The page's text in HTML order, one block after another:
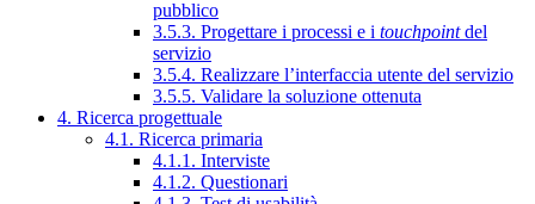
pubblico
3.5.3. Progettare i processi e i touchpointdel
servizio
3.5.4. Realizzare l’interfaccia utente del servizio
3.5.5. Validare la soluzione ottenuta
4. Ricerca progettuale
4.1. Ricerca primaria
4.1.1. Interviste
4.1.2. Questionari